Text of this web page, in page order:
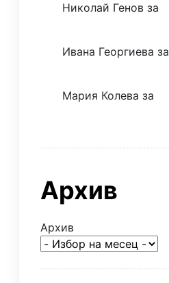
Николай Генов за
Ивана Георгиева за
Мария Колева за
Архив
Архив